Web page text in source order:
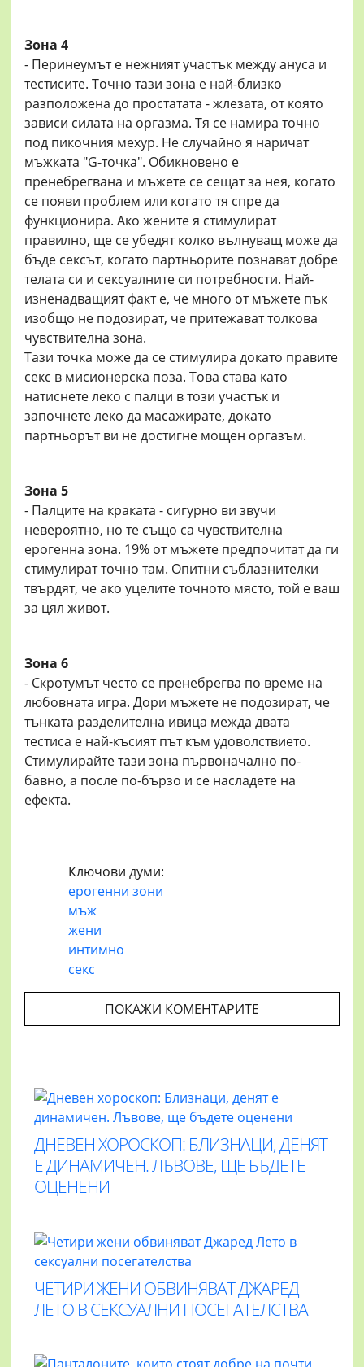
Зона 4
- Перинеумът е нежният участък между ануса и
тестисите. Точно тази зона е най-близко
разположена до простатата - жлезата, от която
зависи силата на оргазма. Тя се намира точно
под пикочния мехур. Не случайно я наричат
мъжката "G-точка". Обикновено е
пренебрегвана и мъжете се сещат за нея, когато
се появи проблем или когато тя спре да
функционира. Ако жените я стимулират
правилно, ще се убедят колко вълнуващ може да
бъде сексът, когато партньорите познават добре
телата си и сексуалните си потребности. Най-
изненадващият факт е, че много от мъжете пък
изобщо не подозират, че притежават толкова
чувствителна зона.
Тази точка може да се стимулира докато правите
секс в мисионерска поза. Това става като
натиснете леко с палци в този участък и
започнете леко да масажирате, докато
партньорът ви не достигне мощен оргазъм.
Зона 5
- Палците на краката - сигурно ви звучи
невероятно, но те също са чувствителна
ерогенна зона. 19% от мъжете предпочитат да ги
стимулират точно там. Опитни съблазнителки
твърдят, че ако уцелите точното място, той е ваш
за цял живот.
Зона 6
- Скротумът често се пренебрегва по време на
любовната игра. Дори мъжете не подозират, че
тънката разделителна ивица межда двата
тестиса е най-късият път към удоволствието.
Стимулирайте тази зона първоначално по-
бавно, а после по-бързо и се насладете на
ефекта.
Ключови думи:
ерогенни зони
мъж
жени
интимно
секс
ПОКАЖИ КОМЕНТАРИТЕ
ДНЕВЕН ХОРОСКОП: БЛИЗНАЦИ, ДЕНЯТ
Е ДИНАМИЧЕН. ЛЪВОВЕ, ЩЕ БЪДЕТЕ
ОЦЕНЕНИ
ЧЕТИРИ ЖЕНИ ОБВИНЯВАТ ДЖАРЕД
ЛЕТО В СЕКСУАЛНИ ПОСЕГАТЕЛСТВА